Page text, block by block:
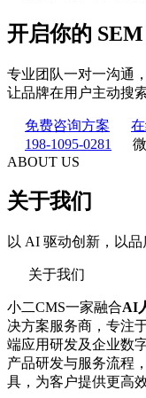
开启你的
专业团队一对一沟通
让品牌在用户主动搜
免费咨询方案
198-1095-0281
ABOUT US
关于我们
以 AI 驱动创新，以
关于我们
小二CMS一家融合AI
决方案服务商，专注
端应用研发及企业数
产品研发与服务流程
具，为客户提供更高